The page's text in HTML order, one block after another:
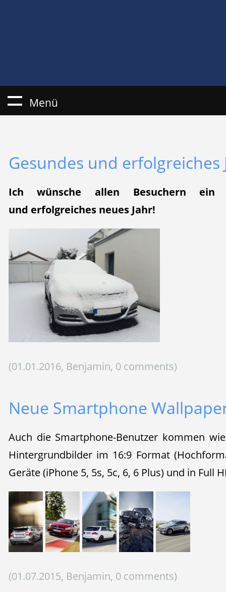
Menü
Gesundes und erfolgreiches
Ich wünsche allen Besuchern ein
und erfolgreiches neues Jahr!
(01.01.2016, Benjamin, 0 comments)
Neue Smartphone
Auch die Smartphone-Benutzer kommen
Hintergrundbilder im 16:9 Format
Geräte (iPhone 5, 5s, 5c, 6, 6 Plus) und in Full
(01.07.2015, Benjamin, 0 comments)